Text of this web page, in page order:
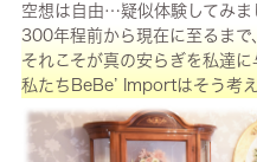
空想は自由…疑似体験してみま
300年程前から現在に至るまで
それこそが真の安らぎを私達
私たちBeBe’ Importはそう考